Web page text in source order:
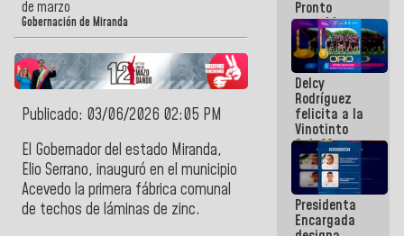
de marzo
Gobernación de Miranda
Publicado: 03/06/2026 02:05 PM
El Gobernador del estado Miranda,
Elio Serrano, inauguró en el municipio
Acevedo la primera fábrica comunal
de techos de láminas de zinc.
Pronto
restableceremos
las
operaciones
en el
Aeropuerto
Internacional
de
Maiquetía
Delcy
Rodríguez
felicita a la
Vinotinto
Sub 20
campeona
frente
México Sub
23 en los
Centroamericanos
Presidenta
Encargada